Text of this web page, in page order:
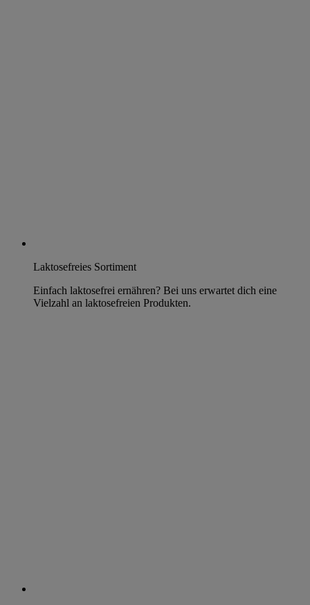
Laktosefreies Sortiment
Einfach laktosefrei ernähren? Bei uns erwartet dich eine
Vielzahl an laktosefreien Produkten.